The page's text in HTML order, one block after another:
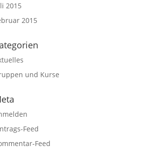
2015
2015
und Kurse
Feed
Feed